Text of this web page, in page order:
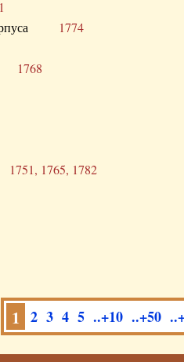
корпуса 1774
1768
1751, 1765, 1782
1 2 3 4 5 ..+10 ..+50